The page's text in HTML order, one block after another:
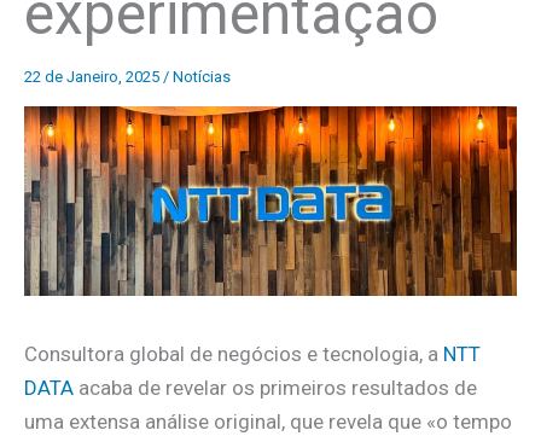
22 de Janeiro, 2025 / Notícias
Consultora global de negócios e tecnologia, a NTT
DATA acaba de revelar os primeiros resultados de
uma extensa análise original, que revela que «o tempo